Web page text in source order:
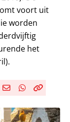
voort uit
worden
het